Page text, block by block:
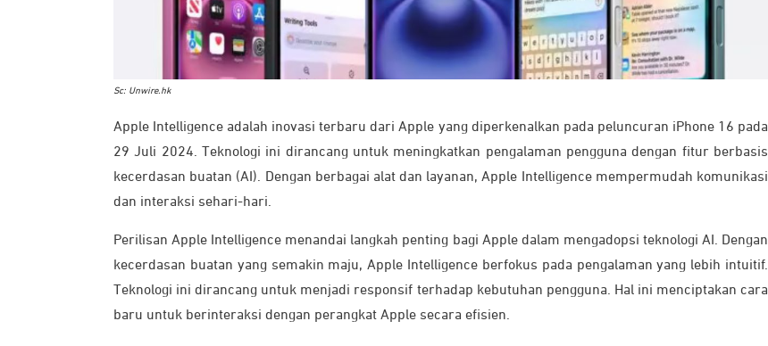
Sc: Unwire.hk
Apple Intelligence adalah inovasi terbaru dari Apple yang diperkenalkan pada peluncuran iPhone 16 pada
29 Juli 2024. Teknologi ini dirancang untuk meningkatkan pengalaman pengguna dengan fitur berbasis
kecerdasan buatan (AI). Dengan berbagai alat dan layanan, Apple Intelligence mempermudah komunikasi
dan interaksi sehari-hari.
Perilisan Apple Intelligence menandai langkah penting bagi Apple dalam mengadopsi teknologi AI. Dengan
kecerdasan buatan yang semakin maju, Apple Intelligence berfokus pada pengalaman yang lebih intuitif.
Teknologi ini dirancang untuk menjadi responsif terhadap kebutuhan pengguna. Hal ini menciptakan cara
baru untuk berinteraksi dengan perangkat Apple secara efisien.